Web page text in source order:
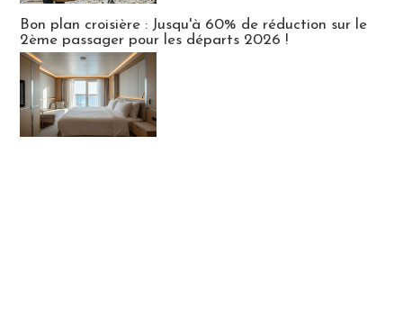
Bon plan croisière : Jusqu'à 60% de réduction sur le
2ème passager pour les départs 2026 !